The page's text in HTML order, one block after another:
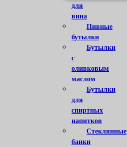
для
вина
Пивные
бутылки
Бутылки
с
оливковым
маслом
Бутылки
для
спиртных
напитков
Стеклянные
банки